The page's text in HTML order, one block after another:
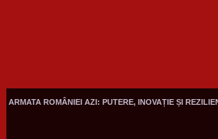
ARMATA ROMÂNIEI AZI: PUTERE, INOVAȚIE ȘI